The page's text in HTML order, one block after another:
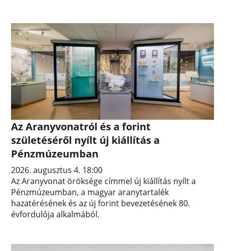
Az Aranyvonatról és a forint
születéséről nyílt új kiállítás a
Pénzmúzeumban
2026. augusztus 4. 18:00
Az Aranyvonat öröksége címmel új kiállítás nyílt a
Pénzmúzeumban, a magyar aranytartalék
hazatérésének és az új forint bevezetésének 80.
évfordulója alkalmából.